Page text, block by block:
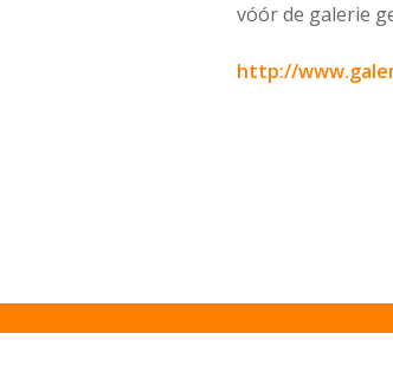
vóór de galerie
http://